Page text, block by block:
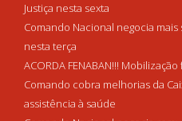
Justiça nesta sexta
Comando Nacional negocia
nesta terça
ACORDA FENABAN!!!
Comando cobra melhorias da
assistência à saúde